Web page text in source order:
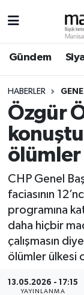
Gündem
HABERLER
Özgür
ölümler
CHP Genel
faciasının
programına
daha hiçbir
çalışmasın
ölümler ülkesi
13.05.2026 - 17:15
YAYINLANMA
Ege
Ekonomi
Genel
Resmi İlan
Siyaset
Spor
Türkiye
Süper Lig
Son
Haber